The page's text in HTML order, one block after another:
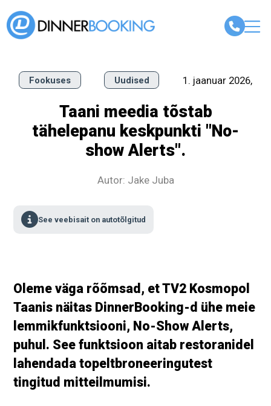
Fookuses Uudised 1. jaanuar 2026,
Taani meedia tõstab
tähelepanu keskpunkti "No-
show Alerts".
Autor: Jake Juba
See veebisait on autotõlgitud
Oleme väga rõõmsad, et TV2 Kosmopol
Taanis näitas DinnerBooking-d ühe meie
lemmikfunktsiooni, No-Show Alerts,
puhul. See funktsioon aitab restoranidel
lahendada topeltbroneeringutest
tingitud mitteilmumisi.